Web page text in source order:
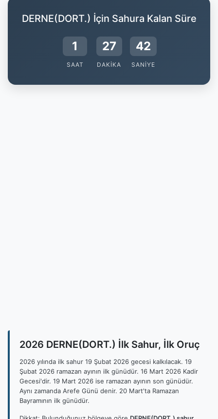
DERNE(DORT.) İçin Sahura Kalan Süre
1
SAAT
27
DAKIKA
41
SANIYE
2026 DERNE(DORT.) İlk Sahur, İlk Oruç
2026 yılında ilk sahur 19 Şubat 2026 gecesi kalkılacak. 19
Şubat 2026 ramazan ayının ilk günüdür. 16 Mart 2026 Kadir
Gecesi'dir. 19 Mart 2026 ise ramazan ayının son günüdür.
Aynı zamanda Arefe Günü denir. 20 Mart'ta Ramazan
Bayramının ilk günüdür.